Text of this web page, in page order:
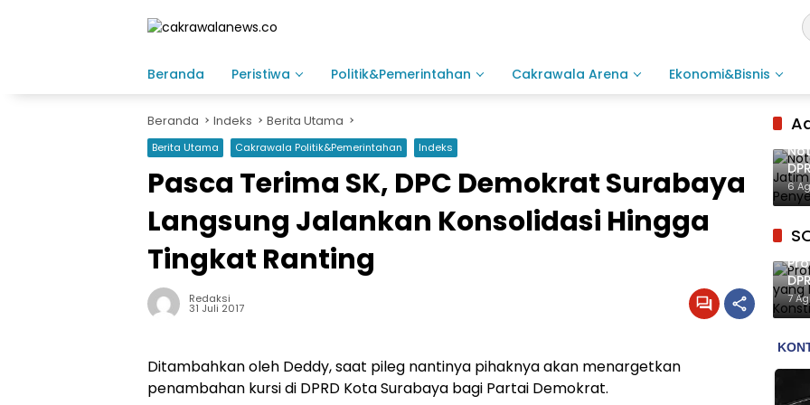
Beranda
Peristiwa Politik&Pemerintahan Cakrawala Arena Ekonomi&Bisnis
Beranda Indeks Berita Utama
Berita Utama Cakrawala Politik&Pemerintahan Indeks
Pasca Terima SK, DPC Demokrat Surabaya
Langsung Jalankan Konsolidasi Hingga
Tingkat Ranting
Redaksi
31 Juli 2017
Ditambahkan oleh Deddy, saat pileg nantinya pihaknya akan menargetkan
penambahan kursi di DPRD Kota Surabaya bagi Partai Demokrat.
6
7